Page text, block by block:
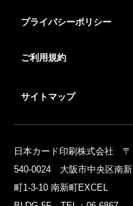
プライバシーポリシー
ご利用規約
サイトマップ
日本カード印刷株式会社 〒
540-0024 大阪市中央区南新
町1-3-10 南新町EXCEL